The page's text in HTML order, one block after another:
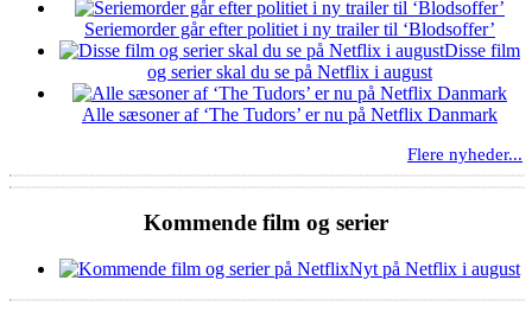
Seriemorder går efter politiet i ny trailer til ‘Blodsoffer’
Disse film
og serier skal du se på Netflix i august
Alle sæsoner af ‘The Tudors’ er nu på Netflix Danmark
Flere nyheder...
Kommende film og serier
Nyt på Netflix i august